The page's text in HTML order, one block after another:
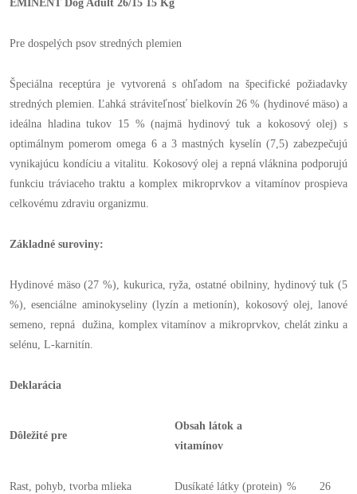
EMINENT Dog Adult 26/15 15 Kg
Pre dospelých psov stredných plemien
Špeciálna receptúra je vytvorená s ohľadom na špecifické požiadavky
stredných plemien. Ľahká stráviteľnosť bielkovín 26 % (hydinové mäso) a
ideálna hladina tukov 15 % (najmä hydinový tuk a kokosový olej) s
optimálnym pomerom omega 6 a 3 mastných kyselín (7,5) zabezpečujú
vynikajúcu kondíciu a vitalitu. Kokosový olej a repná vláknina podporujú
funkciu tráviaceho traktu a komplex mikroprvkov a vitamínov prospieva
celkovému zdraviu organizmu.
Základné suroviny:
Hydinové mäso (27 %), kukurica, ryža, ostatné obilniny, hydinový tuk (5
%), esenciálne aminokyseliny (lyzín a metionín), kokosový olej, lanové
semeno, repná dužina, komplex vitamínov a mikroprvkov, chelát zinku a
selénu, L-karnitín.
Deklarácia
Dôležité pre
Obsah látok a
vitamínov
Rast, pohyb, tvorba mlieka Dusíkaté látky (protein) % 26